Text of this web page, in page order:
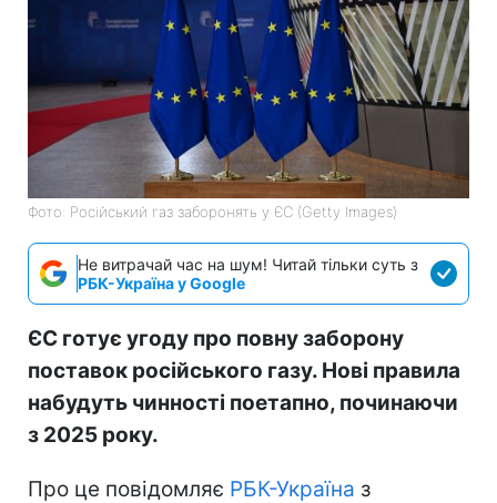
Фото: Російський газ заборонять у ЄС (Getty Images)
Не витрачай час на шум! Читай тільки суть з
РБК-Україна у Google
ЄС готує угоду про повну заборону
поставок російського газу. Нові правила
набудуть чинності поетапно, починаючи
з 2025 року.
Про це повідомляє РБК-Україна з